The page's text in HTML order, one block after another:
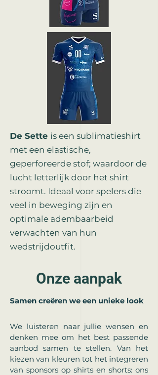
De Sette is een sublimatieshirt
met een elastische,
geperforeerde stof; waardoor de
lucht letterlijk door het shirt
stroomt. Ideaal voor spelers die
veel in beweging zijn en
optimale adembaarbeid
verwachten van hun
wedstrijdoutfit. ​​
Onze aanpak
Samen creëren we een unieke look
We luisteren naar jullie wensen en
denken mee om het best passende
aanbod samen te stellen. Van het
kiezen van kleuren tot het integreren
van sponsors op shirts en shorts: ons